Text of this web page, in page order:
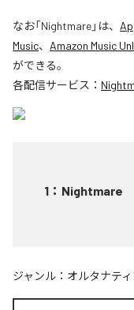
なお「Nightmare」は、
Music、 Amazon Music
ができる。
各配信サービス：
1 ： Nightmare
ジャンル： オルタナテ